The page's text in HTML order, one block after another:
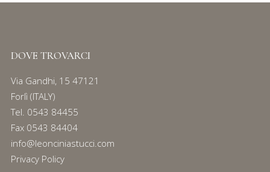
DOVE TROVARCI
Via Gandhi, 15 47121
Forlì (ITALY)
Tel. 0543 84455
Fax 0543 84404
info@leonciniastucci.com
Privacy Policy